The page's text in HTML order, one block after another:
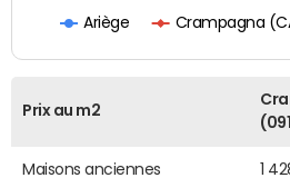
Ariège Crampagna
Prix au m2
Maisons anciennes 1